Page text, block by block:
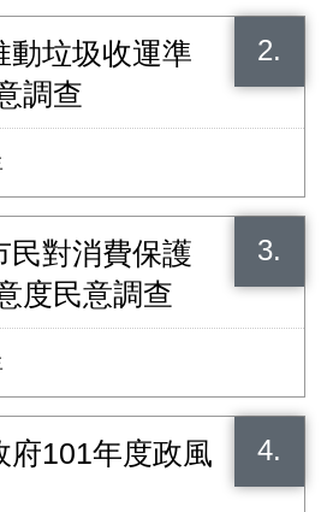
2.
動垃圾收運準
調查
3.
民對消費保護
度民意調查
4.
府101年度政風